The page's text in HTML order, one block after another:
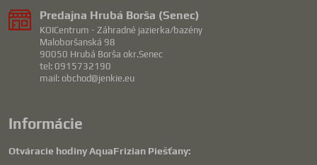
Predajna Hrubá Borša (Senec)
KOICentrum - Záhradné jazierka/bazény
Maloboršanská 98
90050 Hrubá Borša okr.Senec
tel: 0915732190
mail: obchod@jenkie.eu
Informácie
Otváracie hodiny AquaFrizian Piešťany: